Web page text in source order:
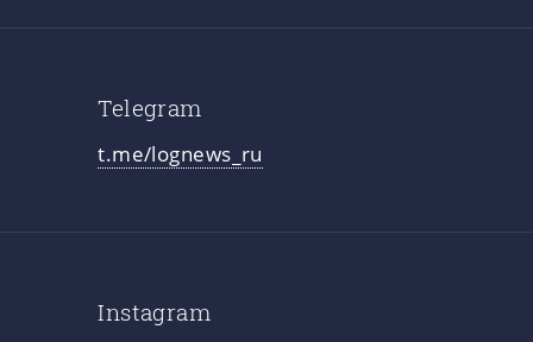
Telegram
t.me/lognews_ru
Instagram